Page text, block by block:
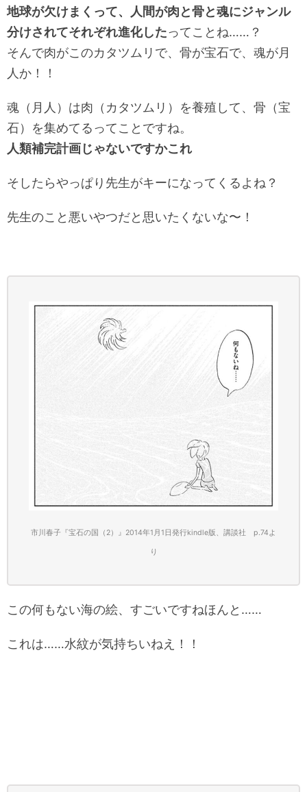
地球が欠けまくって、人間が肉と骨と魂にジャンル
分けされてそれぞれ進化したってことね……？
そんで肉がこのカタツムリで、骨が宝石で、魂が月
人か！！
魂（月人）は肉（カタツムリ）を養殖して、骨（宝
石）を集めてるってことですね。
人類補完計画じゃないですかこれ
そしたらやっぱり先生がキーになってくるよね？
先生のこと悪いやつだと思いたくないな〜！
市川春子『宝石の国（2）』2014年1月1日発行kindle版、講談社 p.74よ
り
この何もない海の絵、すごいですねほんと……
これは……水紋が気持ちいねえ！！